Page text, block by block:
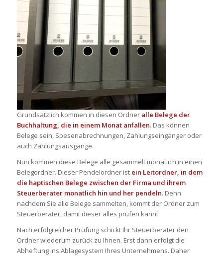
Grundsätzlich kommen in diesen Ordner alle Belege der
Buchhaltung, die in einem Monat anfallen. Das können
Belege sein, Spesenabrechnungen, Zahlungseingängeroder
auch Zahlungsausgänge.
Nun kommen diese Belege alle gesammelt monatlich in einen
Belegordner. Dieser Pendelordnerist ein Leitordner, in dem
die haptischen Belege zwischen der Firma und ihrem
Steuerberatermonatlich hin und her pendeln. Denn
nachdem Sie alle Belege sammelten, kommt der Ordner zum
Steuerberater, damit dieser alles prüfen kannt.
Nach erfolgreicher Prüfung schickt Ihr Steuerberater den
Ordner wiederum zurück zu Ihnen. Erst dann erfolgt die
Abheftungins Ablagesystem Ihres Unternehmens. Daher